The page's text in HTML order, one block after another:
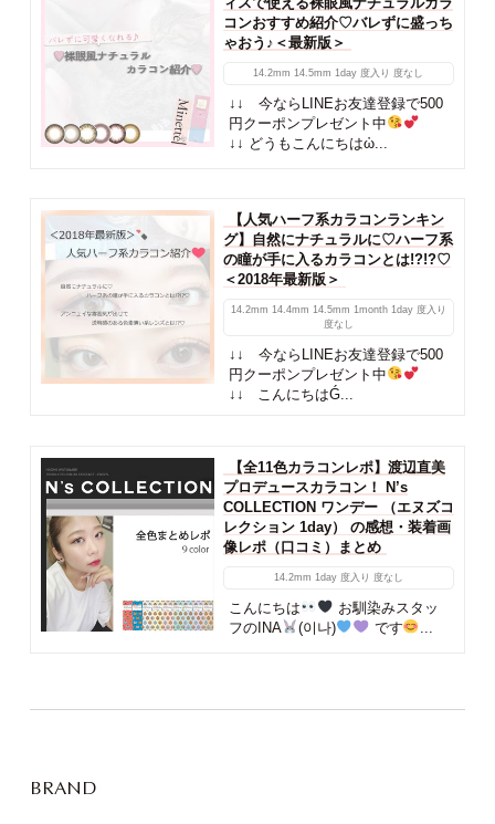
コンおすすめ紹介♡バレずに盛っち
ゃおう♪＜最新版＞
14.2mm 14.5mm 1day 度入り 度なし
↓↓ 今ならLINEお友達登録で500
円クーポンプレゼント中
↓↓ どうもこんにちはὠ...
【人気ハーフ系カラコンランキン
グ】自然にナチュラルに♡ハーフ系
の瞳が手に入るカラコンとは!?!?♡
＜2018年最新版＞
14.2mm 14.4mm 14.5mm 1month 1day 度入り
度なし
↓↓ 今ならLINEお友達登録で500
円クーポンプレゼント中
↓↓ こんにちはǴ...
【全11色カラコンレポ】渡辺直美
プロデュースカラコン！ N’s
COLLECTION ワンデー （エヌズコ
レクション 1day） の感想・装着画
像レポ（口コミ）まとめ
14.2mm 1day 度入り 度なし
こんにちは
お馴染みスタッ
フのINA
(이나) です
BRAND